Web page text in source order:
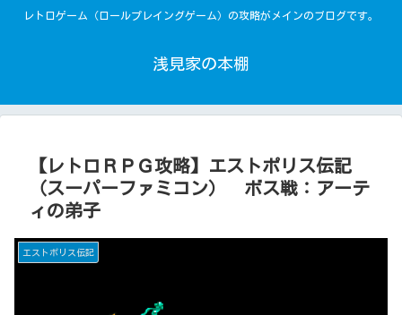
レトロゲーム（ロールプレイングゲーム）の攻略がメインのブログです。
浅見家の本棚
【レトロＲＰＧ攻略】エストポリス伝記
（スーパーファミコン） ボス戦：アーテ
ィの弟子
エストポリス伝記